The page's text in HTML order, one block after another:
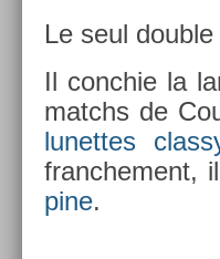
Le seul
Il con­chie la
matchs de
lunet­tes
franche­ment,
pine.